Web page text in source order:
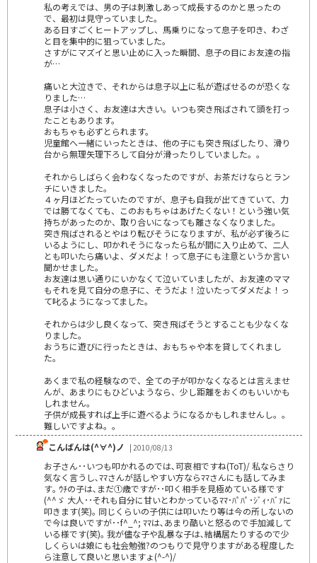
私の考えでは、男の子は刺激しあって成長するのかと思ったの
で、最初は見守っていました。
ある日すごくヒートアップし、馬乗りになって息子を叩き、わざ
と目を集中的に狙っていました。
さすがにマズイと思い止めに入った瞬間、息子の目にお友達の指
が…
痛いと大泣きで、それからは息子以上に私が遊ばせるのが恐くな
りました…
息子は小さく、お友達は大きい。いつも突き飛ばされて頭を打っ
たこともあります。
おもちゃも必ずとられます。
児童館へ一緒にいったときは、他の子にも突き飛ばしたり、滑り
台から無理矢理下ろして自分が滑ったりしていました。。
それからしばらく会わなくなったのですが、お茶だけならとラン
チにいきました。
４ヶ月ほどたっていたのですが、息子も自我が出てきていて、力
では勝てなくても、このおもちゃはあげたくない！という強い気
持ちがあったのか、取り合いになっても離さなくなりました。
突き飛ばされるとやはり転びそうになりますが、私が必ず後ろに
いるようにし、叩かれそうになったら私が間に入り止めて、二人
とも叩いたら痛いよ、ダメだよ！って息子にも注意というか言い
聞かせました。
お友達は思い通りにいかなくて泣いていましたが、お友達のママ
もそれを見て自分の息子に、そうだよ！泣いたってダメだよ！っ
て叱るようになってました。
それからは少し良くなって、突き飛ばそうとすることも少なくな
りました。
おうちに遊びに行ったときは、おもちゃや本を貸してくれまし
た。
あくまで私の経験なので、全ての子が叩かなくなるとは言えませ
んが、あまりにもひどいようなら、少し距離をおくのもいいかも
しれません。
子供が成長すれば上手に遊べるようになるかもしれませんし。。
難しいですよね。。
こんばんは(^∀^)ノ
| 2010/08/13
お子さん･･いつも叩かれるのでは､可哀相ですね(ToT)/ 私ならさり
気なく言うし､ﾏﾏさんが話しやすい方ならﾏﾏさんにも話してみま
す｡ ｳﾁの子は､まだ①歳ですが･･叩く相手を見極めている様です
(^^ゞ 大人･･それも自分に甘いとわかっているﾏﾏ･ﾊﾟﾊﾟ･ｼﾞｨ･ﾊﾞｧに
叩きます(笑)｡ 同じくらいの子供には叩いたり等は今の所しないの
で今は良いですが･･f^_^; ﾏﾏは､あまり酷いと怒るので手加減して
いる様です(笑)｡ 我が儘な子や乱暴な子は､結構居たりするので少
しくらいは娘にも社会勉強?のつもりで見守りますがある程度した
ら注意して良いと思いますょ(^-^)/